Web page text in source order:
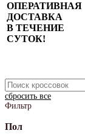
ОПЕРАТИВНАЯ
ДОСТАВКА
В ТЕЧЕНИЕ
СУТОК!
сбросить все
Фильтр
Пол